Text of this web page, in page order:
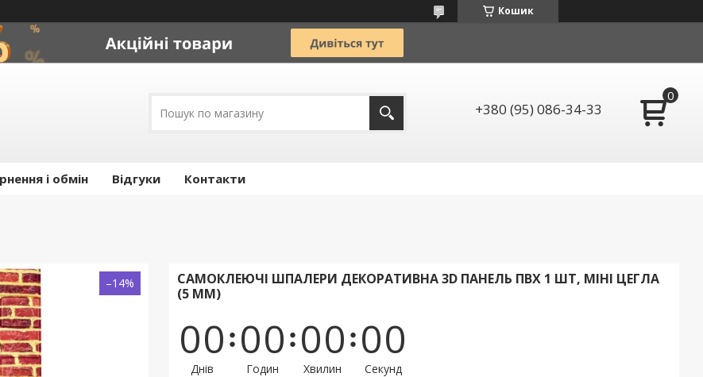
Кошик
+380 (95) 086-34-33
і обмін Відгуки Контакти
–14%
САМОКЛЕЮЧІ ШПАЛЕРИ ДЕКОРАТИВНА 3D ПАНЕЛЬ ПВХ 1 ШТ, МІНІ ЦЕГЛА
(5 ММ)
00
Днів
00
Годин
00
Хвилин
00
Секунд